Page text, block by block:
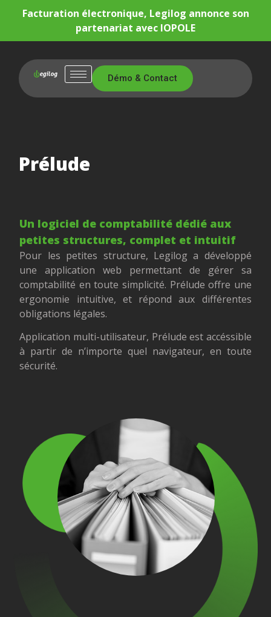
Facturation électronique, Legilog annonce son
partenariat avec IOPOLE
Démo & Contact
Prélude
Un logiciel de comptabilité dédié aux
petites structures, complet et intuitif
Pour les petites structure, Legilog a développé
une application web permettant de gérer sa
comptabilité en toute simplicité. Prélude offre une
ergonomie intuitive, et répond aux différentes
obligations légales.
Application multi-utilisateur, Prélude est accéssible
à partir de n’importe quel navigateur, en toute
sécurité.